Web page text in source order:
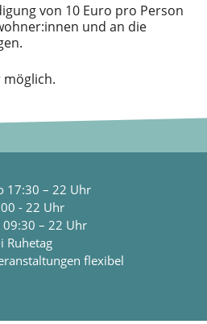
von 10 Euro pro Person
und an die
17:30 – 22 Uhr
- 22 Uhr
09:30 – 22 Uhr
Ruhetag
flexibel